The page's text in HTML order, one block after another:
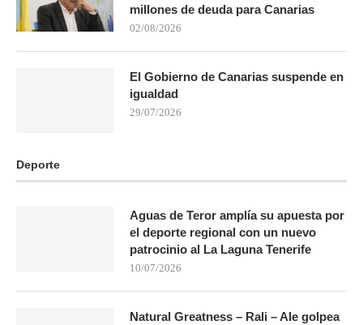
millones de deuda para Canarias
02/08/2026
El Gobierno de Canarias suspende en
igualdad
29/07/2026
Deporte
Aguas de Teror amplía su apuesta por
el deporte regional con un nuevo
patrocinio al La Laguna Tenerife
10/07/2026
Natural Greatness – Rali – Ale golpea